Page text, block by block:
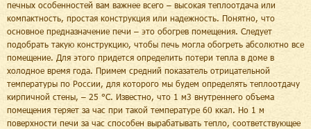
печных особенностей вам важнее всего – высокая теплоотдача или
компактность, простая конструкция или надежность. Понятно, что
основное предназначение печи – это обогрев помещения. Следует
подобрать такую конструкцию, чтобы печь могла обогреть абсолютно все
помещение. Для этого придется определить потери тепла в доме в
холодное время года. Примем средний показатель отрицательной
температуры по России, для которого мы будем определять теплоотдачу
кирпичной стены, – 25 °С. Известно, что 1 м3 внутреннего объема
помещения теряет за час при такой температуре 60 ккал. Но 1 м
поверхности печи за час способен вырабатывать тепло, соответствующее